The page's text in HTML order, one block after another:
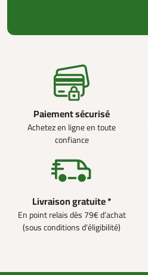
Paiement sécurisé
Achetez en ligne en toute
confiance
Livraison gratuite *
En point relais dès 79€ d’achat
(sous conditions d'éligibilité)